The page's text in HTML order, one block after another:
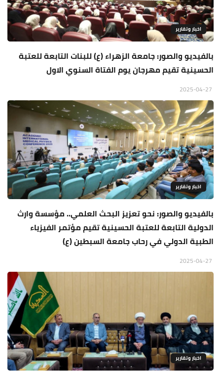
اخبار وتقارير
بالفيديو والصور: جامعة الزهراء (ع) للبنات التابعة للعتبة
الحسينية تقيم مهرجان يوم الفتاة السنوي الاول
اخبار وتقارير
بالفيديو والصور: نحو تعزيز البحث العلمي.. مؤسسة وارث
الدولية التابعة للعتبة الحسينية تقيم مؤتمر الفيزياء
الطبية الدولي في رحاب جامعة السبطين (ع)
اخبار وتقارير